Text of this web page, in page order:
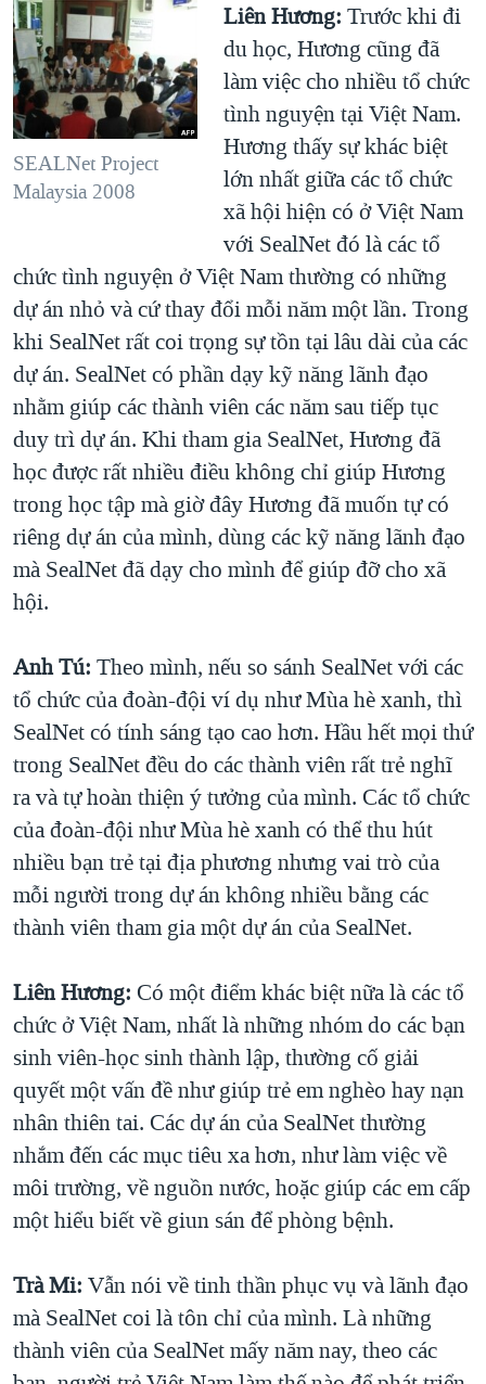
SEALNet Project
Malaysia 2008
Liên Hương: Trước khi đi
du học, Hương cũng đã
làm việc cho nhiều tổ chức
tình nguyện tại Việt Nam.
Hương thấy sự khác biệt
lớn nhất giữa các tổ chức
xã hội hiện có ở Việt Nam
với SealNet đó là các tổ
chức tình nguyện ở Việt Nam thường có những
dự án nhỏ và cứ thay đổi mỗi năm một lần. Trong
khi SealNet rất coi trọng sự tồn tại lâu dài của các
dự án. SealNet có phần dạy kỹ năng lãnh đạo
nhằm giúp các thành viên các năm sau tiếp tục
duy trì dự án. Khi tham gia SealNet, Hương đã
học được rất nhiều điều không chỉ giúp Hương
trong học tập mà giờ đây Hương đã muốn tự có
riêng dự án của mình, dùng các kỹ năng lãnh đạo
mà SealNet đã dạy cho mình để giúp đỡ cho xã
hội.
Anh Tú: Theo mình, nếu so sánh SealNet với các
tổ chức của đoàn-đội ví dụ như Mùa hè xanh, thì
SealNet có tính sáng tạo cao hơn. Hầu hết mọi thứ
trong SealNet đều do các thành viên rất trẻ nghĩ
ra và tự hoàn thiện ý tưởng của mình. Các tổ chức
của đoàn-đội như Mùa hè xanh có thể thu hút
nhiều bạn trẻ tại địa phương nhưng vai trò của
mỗi người trong dự án không nhiều bằng các
thành viên tham gia một dự án của SealNet.
Liên Hương: Có một điểm khác biệt nữa là các tổ
chức ở Việt Nam, nhất là những nhóm do các bạn
sinh viên-học sinh thành lập, thường cố giải
quyết một vấn đề như giúp trẻ em nghèo hay nạn
nhân thiên tai. Các dự án của SealNet thường
nhắm đến các mục tiêu xa hơn, như làm việc về
môi trường, về nguồn nước, hoặc giúp các em cấp
một hiểu biết về giun sán để phòng bệnh.
Trà Mi: Vẫn nói về tinh thần phục vụ và lãnh đạo
mà SealNet coi là tôn chỉ của mình. Là những
thành viên của SealNet mấy năm nay, theo các